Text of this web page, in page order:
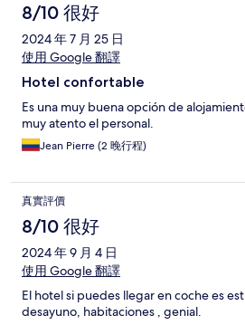
8/10 很好
2024 年 7 月 25 日
使用 Google 翻譯
Hotel confortable
Es una muy buena opción de
muy atento el personal.
Jean Pierre (2 晚行程)
真實評價
8/10 很好
2024 年 9 月 4 日
使用 Google 翻譯
El hotel si puedes llegar en coche es
desayuno, habitaciones , genial.